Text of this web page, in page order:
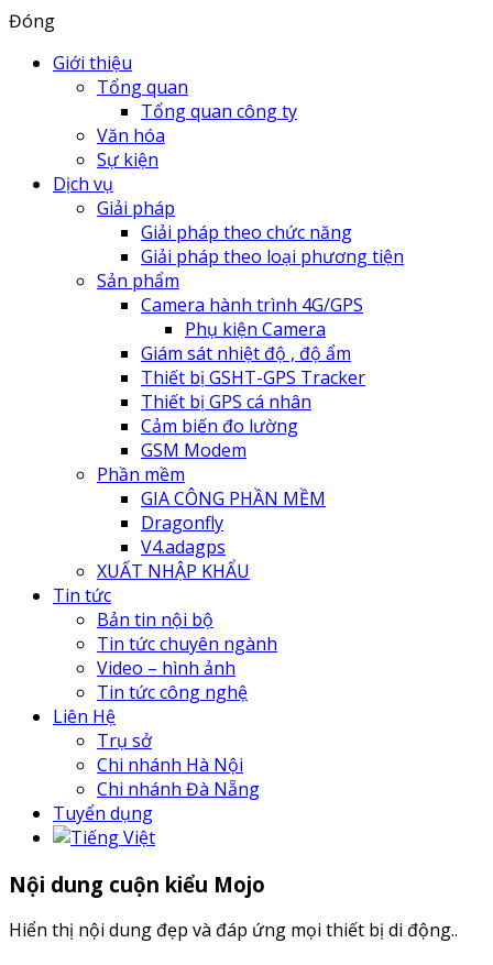
Đóng
Giới thiệu
Tổng quan
Tổng quan công ty
Văn hóa
Sự kiện
Dịch vụ
Giải pháp
Giải pháp theo chức năng
Giải pháp theo loại phương tiện
Sản phẩm
Camera hành trình 4G/GPS
Phụ kiện Camera
Giám sát nhiệt độ , độ ẩm
Thiết bị GSHT-GPS Tracker
Thiết bị GPS cá nhân
Cảm biến đo lường
GSM Modem
Phần mềm
GIA CÔNG PHẦN MỀM
Dragonfly
V4.adagps
XUẤT NHẬP KHẨU
Tin tức
Bản tin nội bộ
Tin tức chuyên ngành
Video – hình ảnh
Tin tức công nghệ
Liên Hệ
Trụ sở
Chi nhánh Hà Nội
Chi nhánh Đà Nẵng
Tuyển dụng
Nội dung cuộn kiểu Mojo
Hiển thị nội dung đẹp và đáp ứng mọi thiết bị di động..